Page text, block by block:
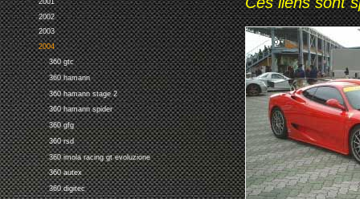
2002
2003
2004
360 gtc
360 hamann
360 hamann stage 2
360 hamann spider
360 gfg
360 rsd
360 imola racing gt evoluzione
360 autex
360 digitec